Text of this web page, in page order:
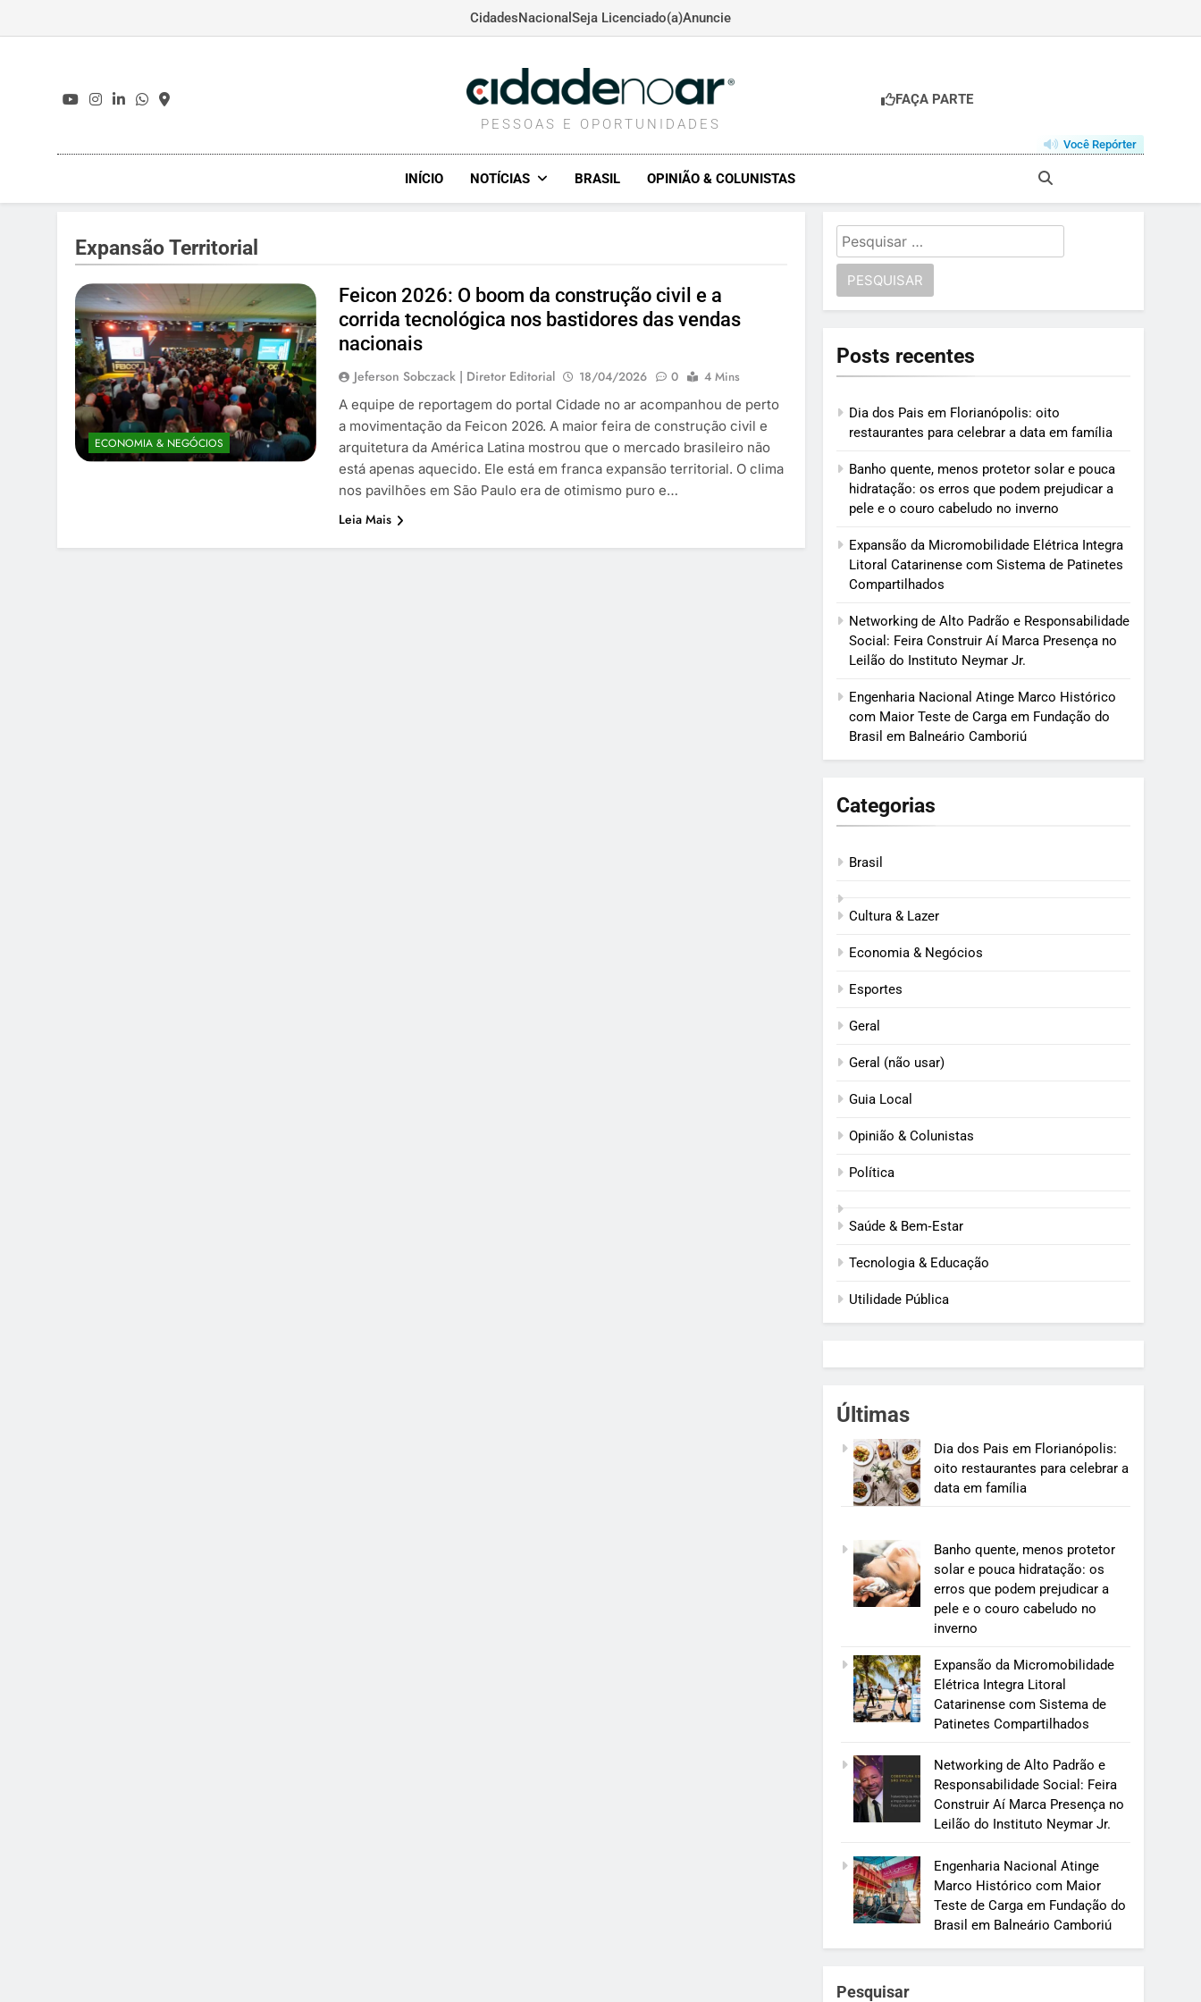
CidadesNacional Seja Licenciado(a)Anuncie
CIDADENOAR.COM
PESSOAS E OPORTUNIDADES
FAÇA PARTE
Você Repórter
INÍCIO NOTÍCIAS BRASIL OPINIÃO & COLUNISTAS
Expansão Territorial
ECONOMIA & NEGÓCIOS
Feicon 2026: O boom da construção civil e a
corrida tecnológica nos bastidores das vendas
nacionais
Jeferson Sobczack | Diretor Editorial 18/04/2026 0
4 Mins
A equipe de reportagem do portal Cidade no ar acompanhou de perto
a movimentação da Feicon 2026. A maior feira de construção civil e
arquitetura da América Latina mostrou que o mercado brasileiro não
está apenas aquecido. Ele está em franca expansão territorial. O clima
nos pavilhões em São Paulo era de otimismo puro e…
Leia Mais
Pesquisar
por:
Posts recentes
Dia dos Pais em Florianópolis: oito
restaurantes para celebrar a data em família
Banho quente, menos protetor solar e pouca
hidratação: os erros que podem prejudicar a
pele e o couro cabeludo no inverno
Expansão da Micromobilidade Elétrica Integra
Litoral Catarinense com Sistema de Patinetes
Compartilhados
Networking de Alto Padrão e Responsabilidade
Social: Feira Construir Aí Marca Presença no
Leilão do Instituto Neymar Jr.
Engenharia Nacional Atinge Marco Histórico
com Maior Teste de Carga em Fundação do
Brasil em Balneário Camboriú
Categorias
Brasil
Cultura & Lazer
Economia & Negócios
Esportes
Geral
Geral (não usar)
Guia Local
Opinião & Colunistas
Política
Saúde & Bem‑Estar
Tecnologia & Educação
Utilidade Pública
Últimas
Dia dos Pais em Florianópolis:
oito restaurantes para celebrar a
data em família
Banho quente, menos protetor
solar e pouca hidratação: os
erros que podem prejudicar a
pele e o couro cabeludo no
inverno
Expansão da Micromobilidade
Elétrica Integra Litoral
Catarinense com Sistema de
Patinetes Compartilhados
Networking de Alto Padrão e
Responsabilidade Social: Feira
Construir Aí Marca Presença no
Leilão do Instituto Neymar Jr.
Engenharia Nacional Atinge
Marco Histórico com Maior
Teste de Carga em Fundação do
Brasil em Balneário Camboriú
Pesquisar